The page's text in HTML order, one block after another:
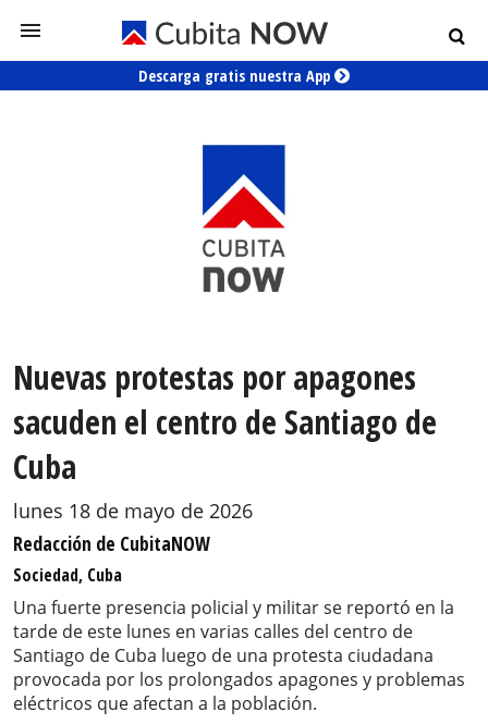
Descarga gratis nuestra App
Nuevas protestas por apagones
sacuden el centro de Santiago de
Cuba
lunes 18 de mayo de 2026
Redacción de CubitaNOW
Sociedad, Cuba
Una fuerte presencia policial y militar se reportó en la
tarde de este lunes en varias calles del centro de
Santiago de Cuba luego de una protesta ciudadana
provocada por los prolongados apagones y problemas
eléctricos que afectan a la población.